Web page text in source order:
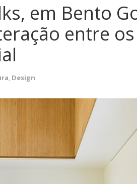
em Bento
entre
, Design